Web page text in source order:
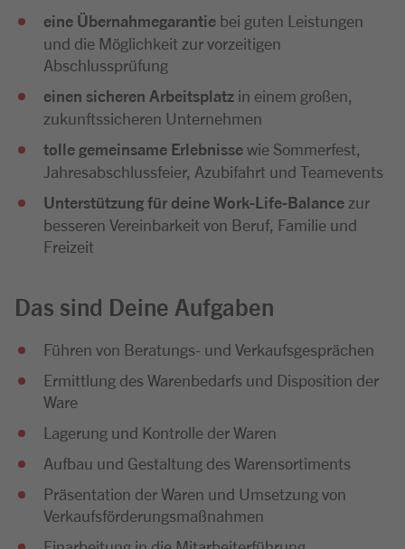
eine Übernahmegarantie bei guten Leistungen
und die Möglichkeit zur vorzeitigen
Abschlussprüfung
einen sicheren Arbeitsplatz in einem großen,
zukunftssicheren Unternehmen
tolle gemeinsame Erlebnissewie Sommerfest,
Jahresabschlussfeier, Azubifahrt und Teamevents
Unterstützung für deine Work-Life-Balance zur
besseren Vereinbarkeit von Beruf, Familie und
Freizeit
Das sind Deine Aufgaben
Führen von Beratungs- und Verkaufsgesprächen
Ermittlung des Warenbedarfs und Disposition der
Ware
Lagerung und Kontrolle der Waren
Aufbau und Gestaltung des Warensortiments
Präsentation der Waren und Umsetzung von
Verkaufsförderungsmaßnahmen